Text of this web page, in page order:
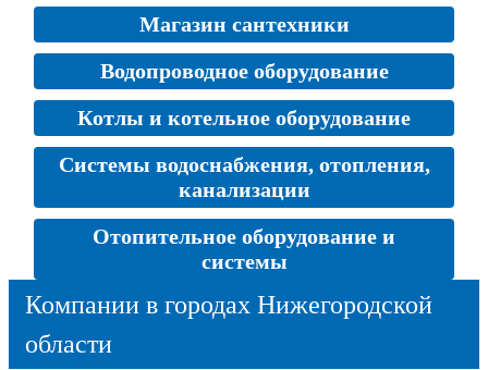
Магазин сантехники
Водопроводное оборудование
Котлы и котельное оборудование
Системы водоснабжения, отопления,
канализации
Отопительное оборудование и
системы
Компании в городах Нижегородской
области